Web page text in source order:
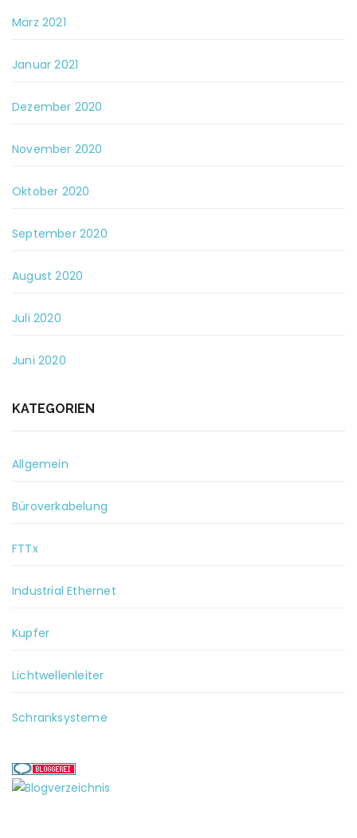
März 2021
Januar 2021
Dezember 2020
November 2020
Oktober 2020
September 2020
August 2020
Juli 2020
Juni 2020
KATEGORIEN
Allgemein
Büroverkabelung
FTTx
Industrial Ethernet
Kupfer
Lichtwellenleiter
Schranksysteme